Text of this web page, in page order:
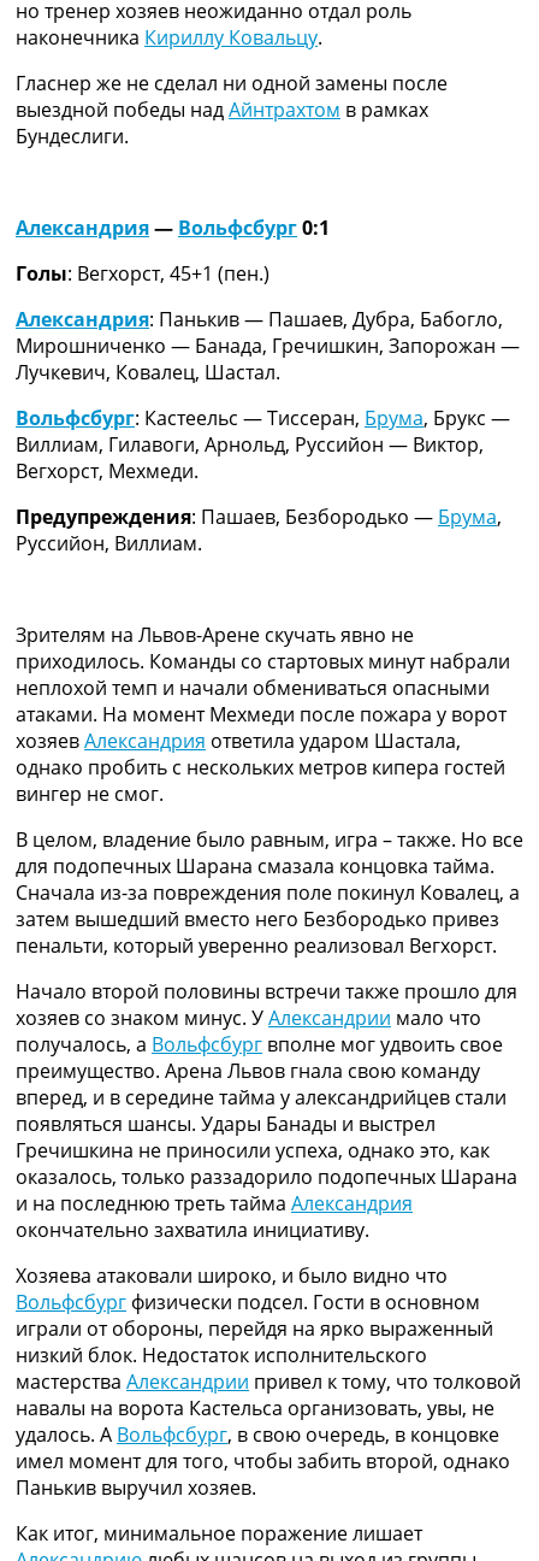
Лига Чемпионов
Англия. Премьер Лига
Другие Турниры >>>
Таблицы
Таблицы групп Чемпионата Мира
Лига Чемпионов. Таблицы групп
Испания. Ла Лига
Все таблицы >>>
Рейтинги
Рейтинг стран УЕФА
Рейтинг клубов УЕФА
Рейтинг ФИФА
ТВ программа
но тренер хозяев неожиданно отдал роль
наконечника Кириллу Ковальцу.
Гласнер же не сделал ни одной замены после
выездной победы надАйнтрахтом в рамках
Бундеслиги.
Александрия— Вольфсбург0:1
Голы: Вегхорст, 45+1 (пен.)
Александрия: Панькив — Пашаев, Дубра, Бабогло,
Мирошниченко — Банада, Гречишкин, Запорожан —
Лучкевич, Ковалец, Шастал.
Вольфсбург: Кастеельс — Тиссеран, Брума, Брукс —
Виллиам, Гилавоги, Арнольд, Руссийон — Виктор,
Вегхорст, Мехмеди.
Предупреждения: Пашаев, Безбородько — Брума,
Руссийон, Виллиам.
Зрителям на Львов-Арене скучать явно не
приходилось. Команды со стартовых минут набрали
неплохой темп и начали обмениваться опасными
атаками. На момент Мехмеди после пожара у ворот
хозяевАлександрия ответила ударом Шастала,
однако пробить с нескольких метров кипера гостей
вингер не смог.
В целом, владение было равным, игра – также. Но все
для подопечных Шарана смазала концовка тайма.
Сначала из-за повреждения поле покинул Ковалец, а
затем вышедший вместо него Безбородько привез
пенальти, который уверенно реализовал Вегхорст.
Начало второй половины встречи также прошло для
хозяев со знаком минус. УАлександрии мало что
получалось, а Вольфсбург вполне мог удвоить свое
преимущество. Арена Львов гнала свою команду
вперед, и в середине тайма у александрийцев стали
появляться шансы. Удары Банады и выстрел
Гречишкина не приносили успеха, однако это, как
оказалось, только раззадорило подопечных Шарана
и на последнюю треть тайма Александрия
окончательно захватила инициативу.
Хозяева атаковали широко, и было видно что
Вольфсбург физически подсел. Гости в основном
играли от обороны, перейдя на ярко выраженный
низкий блок. Недостаток исполнительского
мастерства Александрии привел к тому, что толковой
навалы на ворота Кастельса организовать, увы, не
удалось. А Вольфсбург, в свою очередь, в концовке
имел момент для того, чтобы забить второй, однако
Панькив выручил хозяев.
Как итог, минимальное поражение лишает